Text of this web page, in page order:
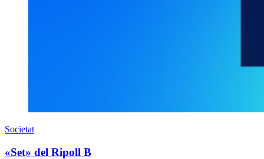
Societat
«Set» del Ripoll B